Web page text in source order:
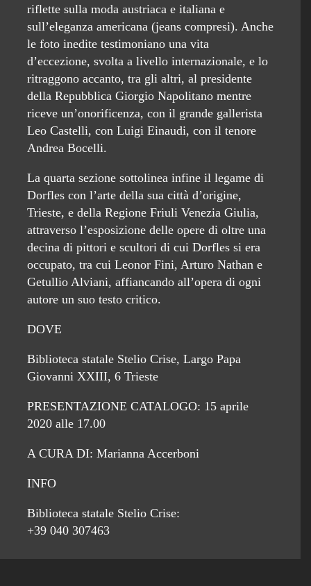
riflette sulla moda austriaca e italiana e
sull’eleganza americana (jeans compresi). Anche
le foto inedite testimoniano una vita
d’eccezione, svolta a livello internazionale, e lo
ritraggono accanto, tra gli altri, al presidente
della Repubblica Giorgio Napolitano mentre
riceve un’onorificenza, con il grande gallerista
Leo Castelli, con Luigi Einaudi, con il tenore
Andrea Bocelli.
La quarta sezione sottolinea infine il legame di
Dorfles con l’arte della sua città d’origine,
Trieste, e della Regione Friuli Venezia Giulia,
attraverso l’esposizione delle opere di oltre una
decina di pittori e scultori di cui Dorfles si era
occupato, tra cui Leonor Fini, Arturo Nathan e
Getullio Alviani, affiancando all’opera di ogni
autore un suo testo critico.
DOVE
Biblioteca statale Stelio Crise, Largo Papa
Giovanni XXIII, 6 Trieste
PRESENTAZIONE CATALOGO: 15 aprile
2020 alle 17.00
A CURA DI: Marianna Accerboni
INFO
Biblioteca statale Stelio Crise:
+39 040 307463